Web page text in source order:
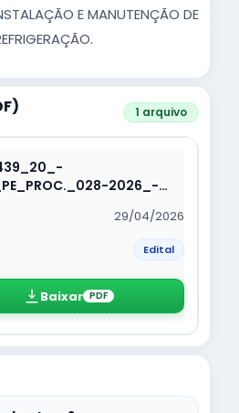
E MANUTENÇÃO DE
1 arquivo
2026_-
29/04/2026
Edital
Baixar PDF